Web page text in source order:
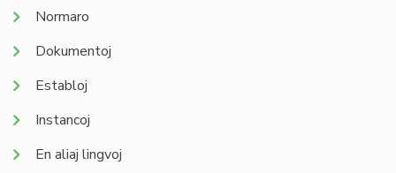
Normaro
Dokumentoj
Establoj
Instancoj
En aliaj lingvoj